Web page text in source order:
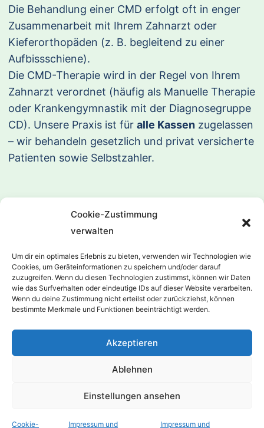
Cookie-Zustimmung
verwalten
Um dir ein optimales Erlebnis zu bieten, verwenden wir Technologien wie
Cookies, um Geräteinformationen zu speichern und/oder darauf
zuzugreifen. Wenn du diesen Technologien zustimmst, können wir Daten
wie das Surfverhalten oder eindeutige IDs auf dieser Website verarbeiten.
Wenn du deine Zustimmung nicht erteilst oder zurückziehst, können
bestimmte Merkmale und Funktionen beeinträchtigt werden.
Akzeptieren
Ablehnen
Einstellungen ansehen
Cookie- Impressum und Impressum und
Die Behandlung einer CMD erfolgt oft in enger
Zusammenarbeit mit Ihrem Zahnarzt oder
Kieferorthopäden (z. B. begleitend zu einer
Aufbissschiene).
Die CMD-Therapie wird in der Regel von Ihrem
Zahnarzt verordnet (häufig als Manuelle Therapie
oder Krankengymnastik mit der Diagnosegruppe
CD). Unsere Praxis ist für alle Kassen zugelassen
– wir behandeln gesetzlich und privat versicherte
Patienten sowie Selbstzahler.
Praxis für Physiotherapie Siegfried Böse Inh.
Am Festplatz 14
31228 Peine-Vöhrum
05171 / 222 68
info@physiotherapie-boese.de
Datenschutzerklärung
Impressum